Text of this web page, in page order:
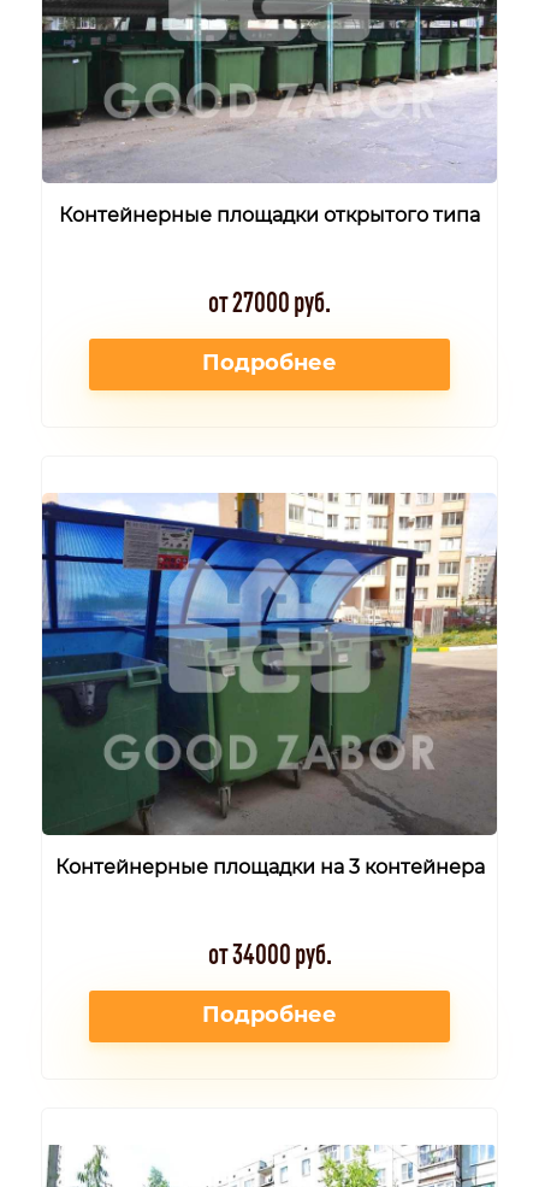
Контейнерные площадки открытого типа
от 27000 руб.
Подробнее
Контейнерные площадки на 3 контейнера
от 34000 руб.
Подробнее